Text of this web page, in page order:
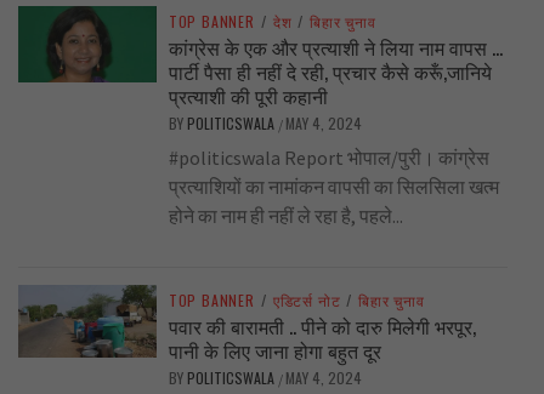
TOP BANNER / देश / बिहार चुनाव
कांग्रेस के एक और प्रत्याशी ने लिया नाम वापस …
पार्टी पैसा ही नहीं दे रही, प्रचार कैसे करूँ,जानिये
प्रत्याशी की पूरी कहानी
BY POLITICSWALA / MAY 4, 2024
#politicswala Report भोपाल/पुरी। कांग्रेस
प्रत्याशियों का नामांकन वापसी का सिलसिला खत्म
होने का नाम ही नहीं ले रहा है, पहले...
TOP BANNER / एडिटर्स नोट / बिहार चुनाव
पवार की बारामती .. पीने को दारु मिलेगी भरपूर,
पानी के लिए जाना होगा बहुत दूर
BY POLITICSWALA / MAY 4, 2024